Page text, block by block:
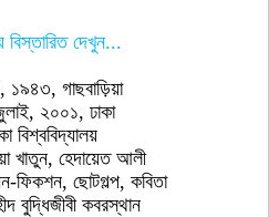
বিস্তারিত দেখুন...
গাছবাড়িয়া
২০০১, ঢাকা
বিশ্ববিদ্যালয়
খাতুন, হেদায়েত আলী
ফিকশন, ছোটগল্প, কবিতা
বুদ্ধিজীবী কবরস্থান